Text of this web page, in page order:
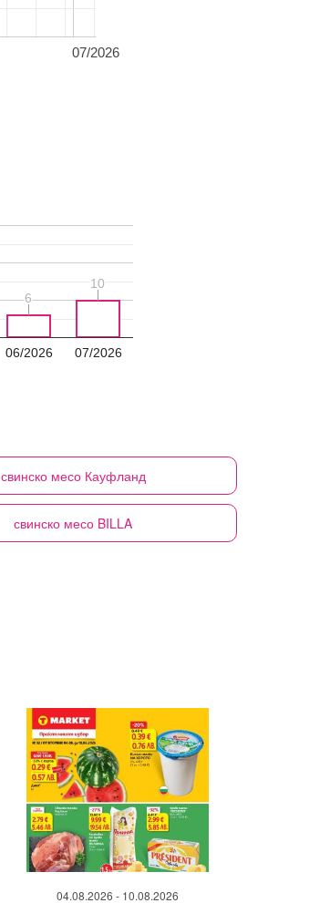
07/2026
06/2026 07/2026
6
6
10
10
свинско месо Кауфланд
свинско месо BILLA
04.08.2026 - 10.08.2026